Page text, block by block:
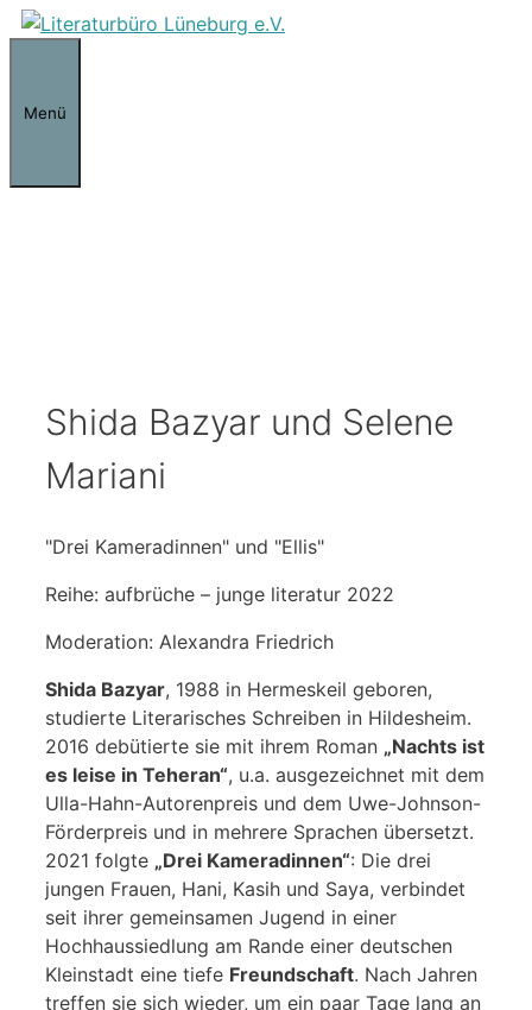
Zum
Menü
Shida Bazyar und Selene
Mariani
"Drei Kameradinnen" und "Ellis"
Reihe: aufbrüche – junge literatur 2022
Moderation: Alexandra Friedrich
Shida Bazyar, 1988 in Hermeskeil geboren,
studierte Literarisches Schreiben in Hildesheim.
2016 debütierte sie mit ihrem Roman „Nachts ist
es leise in Teheran“, u.a. ausgezeichnet mit dem
Ulla-Hahn-Autorenpreis und dem Uwe-Johnson-
Förderpreis und in mehrere Sprachen übersetzt.
2021 folgte „Drei Kameradinnen“: Die drei
jungen Frauen, Hani, Kasih und Saya, verbindet
seit ihrer gemeinsamen Jugend in einer
Hochhaussiedlung am Rande einer deutschen
Kleinstadt eine tiefe Freundschaft. Nach Jahren
treffen sie sich wieder, um ein paar Tage lang an